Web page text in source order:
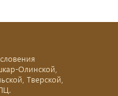
Олинской,
Тверской,